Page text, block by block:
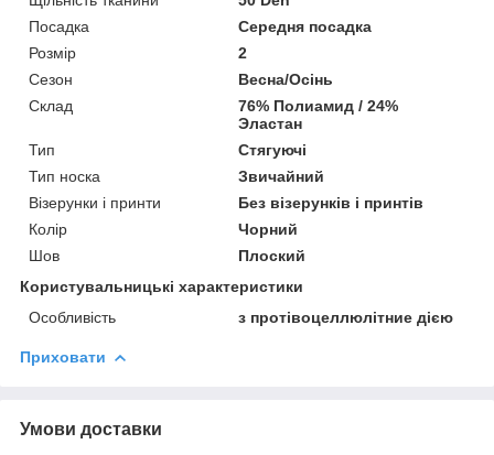
Посадка
Середня посадка
Розмір
2
Сезон
Весна/Осінь
Склад
76% Полиамид / 24%
Эластан
Тип
Стягуючі
Тип носка
Звичайний
Візерунки і принти
Без візерунків і принтів
Колір
Чорний
Шов
Плоский
Користувальницькі характеристики
Особливість
з протівоцеллюлітние дією
Приховати
Умови доставки